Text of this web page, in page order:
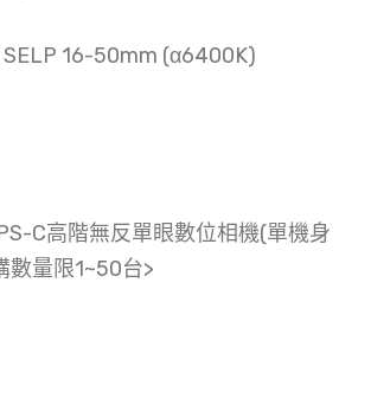
16-50mm (α6400K)
C高階無反單眼數位相機(單機身
數量限1~50台>